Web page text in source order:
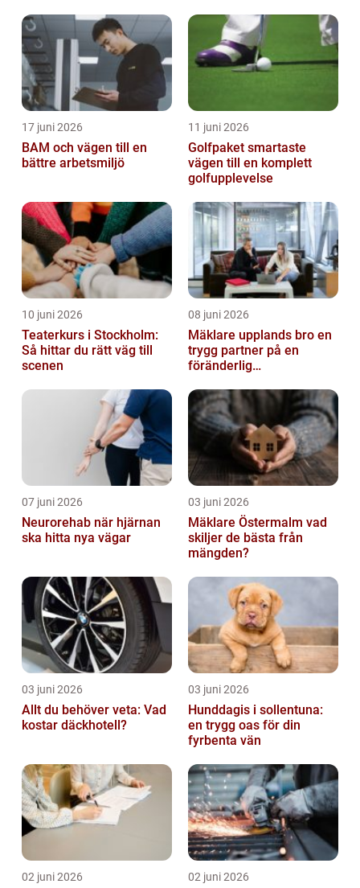
17 juni 2026
BAM och vägen till en
bättre arbetsmiljö
11 juni 2026
Golfpaket smartaste
vägen till en komplett
golfupplevelse
10 juni 2026
Teaterkurs i Stockholm:
Så hittar du rätt väg till
scenen
08 juni 2026
Mäklare upplands bro en
trygg partner på en
föränderlig
07 juni 2026
Neurorehab när hjärnan
ska hitta nya vägar
03 juni 2026
Mäklare Östermalm vad
skiljer de bästa från
mängden?
03 juni 2026
Allt du behöver veta: Vad
kostar däckhotell?
03 juni 2026
Hunddagis i sollentuna:
en trygg oas för din
fyrbenta vän
02 juni 2026 02 juni 2026